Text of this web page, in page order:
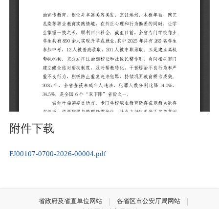
附件下载
FJ00107-0700-2026-00004.pdf
省政府及省直单位网站
各省区市公安厅局网站